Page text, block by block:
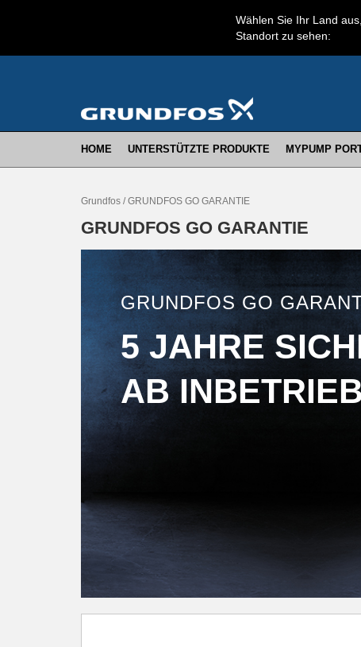
Wählen Sie Ihr Land
Standort zu sehen:
HOME UNTERSTÜTZTE PRODUKTE MYPUMP
Grundfos / GRUNDFOS GO GARANTIE
GRUNDFOS GO GARANTIE
GRUNDFOS GO
5 JAHRE
AB